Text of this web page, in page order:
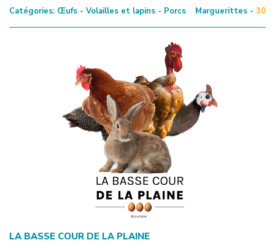
Catégories: Œufs - Volailles et lapins - Porcs Marguerittes - 30
LA BASSE COUR DE LA PLAINE